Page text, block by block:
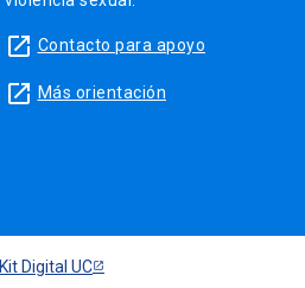
launch Contacto para apoyo
launch Más orientación
Kit Digital UC